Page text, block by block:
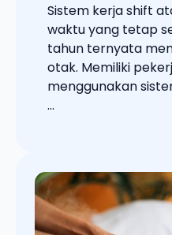
Sistem kerja shift
waktu yang tetap
tahun ternyata
otak. Memiliki
menggunakan
...